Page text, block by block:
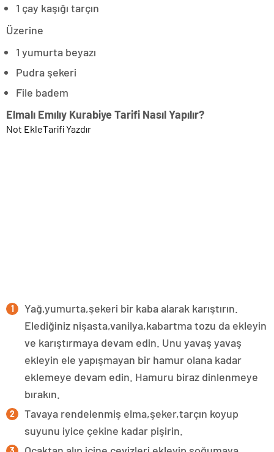
1 çay kaşığı tarçın
Üzerine
1 yumurta beyazı
Pudra şekeri
File badem
Elmalı Emılıy Kurabiye Tarifi Nasıl Yapılır?
Not EkleTarifi Yazdır
Yağ,yumurta,şekeri bir kaba alarak karıştırın.
Elediğiniz nişasta,vanilya,kabartma tozu da ekleyin
ve karıştırmaya devam edin. Unu yavaş yavaş
ekleyin ele yapışmayan bir hamur olana kadar
eklemeye devam edin. Hamuru biraz dinlenmeye
bırakın.
Tavaya rendelenmiş elma,şeker,tarçın koyup
suyunu iyice çekine kadar pişirin.